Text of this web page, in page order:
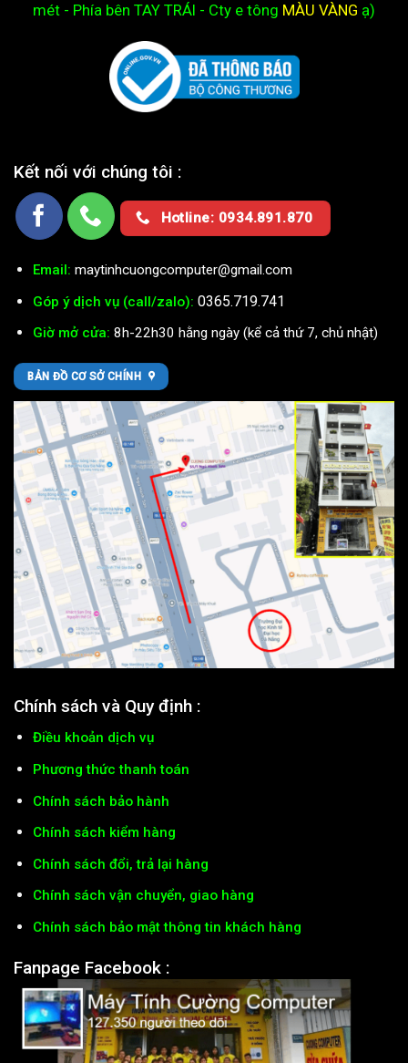
mét - Phía bên TAY TRÁI - Cty e tông MÀU VÀNG ạ)
Kết nối với chúng tôi :
Hotline: 0934.891.870
Email: maytinhcuongcomputer@gmail.com
Góp ý dịch vụ (call/zalo): 0365.719.741
Giờ mở cửa: 8h-22h30 hằng ngày (kể cả thứ 7, chủ nhật)
BẢN ĐỒ CƠ SỞ CHÍNH
Chính sách và Quy định :
Điều khoản dịch vụ
Phương thức thanh toán
Chính sách bảo hành
Chính sách kiểm hàng
Chính sách đổi, trả lại hàng
Chính sách vận chuyển, giao hàng
Chính sách bảo mật thông tin khách hàng
Fanpage Facebook :